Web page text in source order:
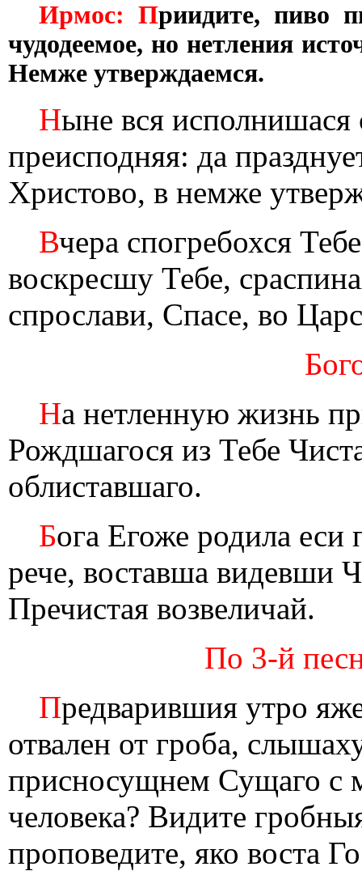
Ирмос: Приидите, пиво
чудодеемое, но нетления
Немже утверждаемся.
Ныне вся исполнишася
преисподняя: да
Христово, в немже
Вчера спогребохся
воскресшу Тебе,
спрослави, Спасе, во
На нетленную жизнь
Рождшагося из Тебе
облиставшаго.
Бога Егоже родила
рече, воставша видевши
Пречистая возвеличай.
По 3-й
Предварившия утро
отвален от гроба,
присносущнем Сущаго с
человека? Видите
проповедите, яко воста